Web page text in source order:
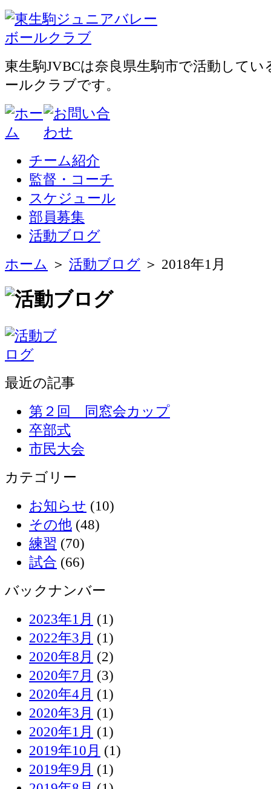
東生駒JVBCは奈良県生駒市で活動して
ールクラブです。
チーム紹介
監督・コーチ
スケジュール
部員募集
活動ブログ
ホーム ＞ 活動ブログ ＞ 2018年1月
最近の記事
第２回 同窓会カップ
卒部式
市民大会
カテゴリー
お知らせ (10)
その他 (48)
練習 (70)
試合 (66)
バックナンバー
2023年1月 (1)
2022年3月 (1)
2020年8月 (2)
2020年7月 (3)
2020年4月 (1)
2020年3月 (1)
2020年1月 (1)
2019年10月 (1)
2019年9月 (1)